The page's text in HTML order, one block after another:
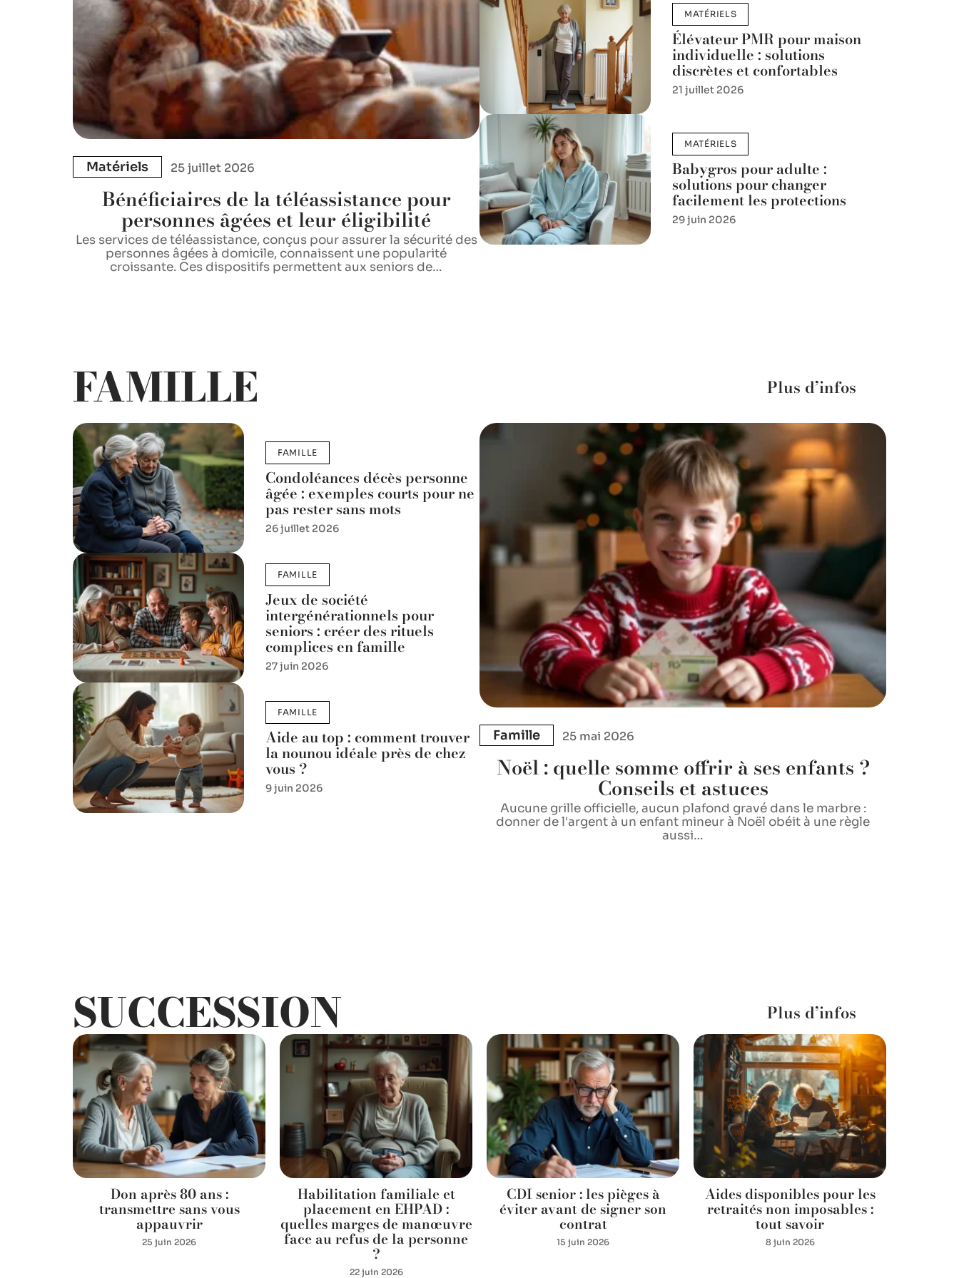
Matériels 25 juillet 2026
Bénéficiaires de la téléassistance pour
personnes âgées et leur éligibilité
Les services de téléassistance, conçus pour assurer la sécurité des
personnes âgées à domicile, connaissent une popularité
croissante. Ces dispositifs permettent aux seniors de…
MATÉRIELS
Élévateur PMR pour maison
individuelle : solutions
discrètes et confortables
21 juillet 2026
MATÉRIELS
Babygros pour adulte :
solutions pour changer
facilement les protections
29 juin 2026
FAMILLE Plus d’infos
FAMILLE
Condoléances décès personne
âgée : exemples courts pour ne
pas rester sans mots
26 juillet 2026
FAMILLE
Jeux de société
intergénérationnels pour
seniors : créer des rituels
complices en famille
27 juin 2026
FAMILLE
Aide au top : comment trouver
la nounou idéale près de chez
vous ?
9 juin 2026
Famille 25 mai 2026
Noël : quelle somme offrir à ses enfants ?
Conseils et astuces
Aucune grille officielle, aucun plafond gravé dans le marbre :
donner de l'argent à un enfant mineur à Noël obéit à une règle
aussi…
SUCCESSION Plus d’infos
Don après 80 ans :
transmettre sans vous
appauvrir
25 juin 2026
Habilitation familiale et
placement en EHPAD :
quelles marges de manœuvre
face au refus de la personne
?
22 juin 2026
CDI senior : les pièges à
éviter avant de signer son
contrat
15 juin 2026
Aides disponibles pour les
retraités non imposables :
tout savoir
8 juin 2026